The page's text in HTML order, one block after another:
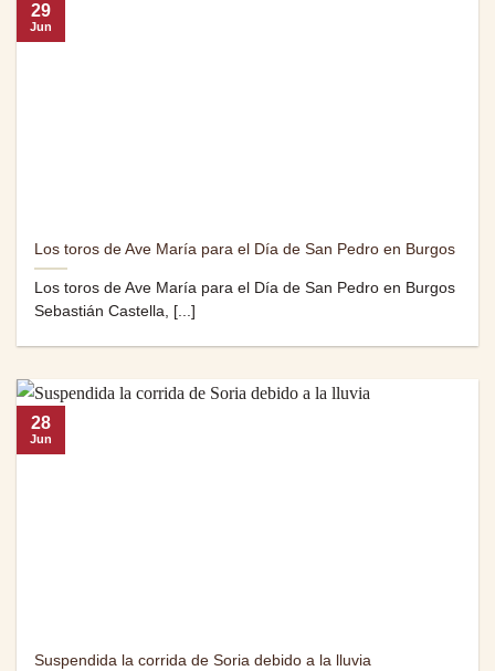
Los toros de Ave María para el Día de San Pedro en Burgos
Los toros de Ave María para el Día de San Pedro en Burgos
Sebastián Castella, [...]
29
Jun
Suspendida la corrida de Soria debido a la lluvia
28
Jun